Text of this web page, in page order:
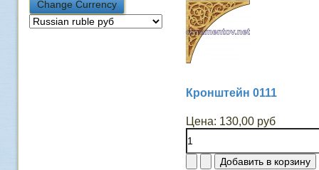
Кронштейн 0111
Цена: 130,00 руб